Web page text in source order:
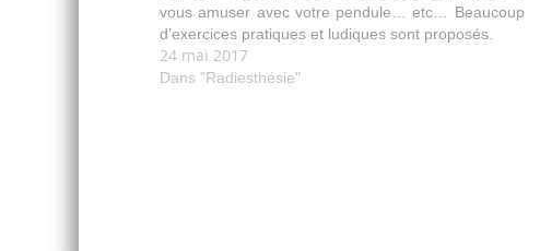
vous amuser avec votre pendule… etc… Beaucoup
d’exercices pratiques et ludiques sont proposés.
24 mai 2017
Dans "Radiesthésie"